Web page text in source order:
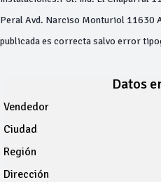
Peral Avd. Narciso Monturiol 11630
publicada es correcta salvo error
Datos
Vendedor
Ciudad
Región
Dirección